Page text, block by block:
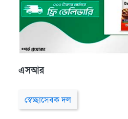
এসআর
স্বেচ্ছাসেবক দল